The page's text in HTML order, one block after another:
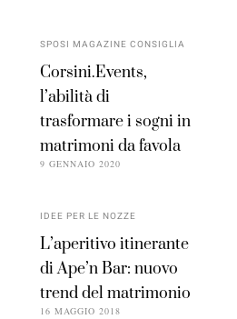
SPOSI MAGAZINE CONSIGLIA
Corsini.Events,
l’abilità di
trasformare i sogni in
matrimoni da favola
9 GENNAIO 2020
IDEE PER LE NOZZE
L’aperitivo itinerante
di Ape’n Bar: nuovo
trend del matrimonio
16 MAGGIO 2018